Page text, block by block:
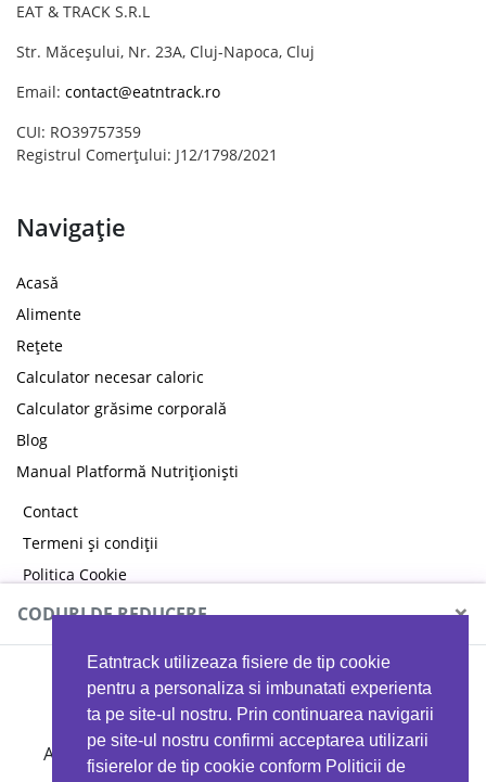
Eatntrack utilizeaza fisiere de tip cookie
pentru a personaliza si imbunatati experienta
ta pe site-ul nostru. Prin continuarea navigarii
pe site-ul nostru confirmi acceptarea utilizarii
fisierelor de tip cookie conform Politicii de
EAT & TRACK S.R.L
Str. Măceșului, Nr. 23A, Cluj-Napoca, Cluj
Email: contact@eatntrack.ro
CUI: RO39757359
Registrul Comerțului: J12/1798/2021
Navigație
Acasă
Alimente
Rețete
Calculator necesar caloric
Calculator grăsime corporală
Blog
Manual Platformă Nutriționiști
Contact
Termeni și condiții
Politica Cookie
Politica de confidențialitate
CODURI DE REDUCERE ×
MYPROTEIN
Ai 40%reducere la orice comandă folosind codul